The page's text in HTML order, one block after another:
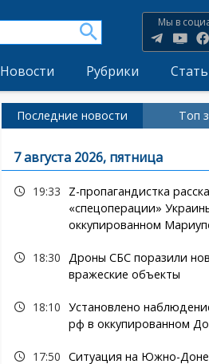
Мы в
Новости Рубрики
Последние новости Топ
7 августа 2026, пятница
19:33
Z-пропагандистка
«спецоперации»
оккупированном
18:30 Дроны СБС поразили
вражеские объекты
18:10 Установлено
рф в оккупированном
17:50 Ситуация на Южно-